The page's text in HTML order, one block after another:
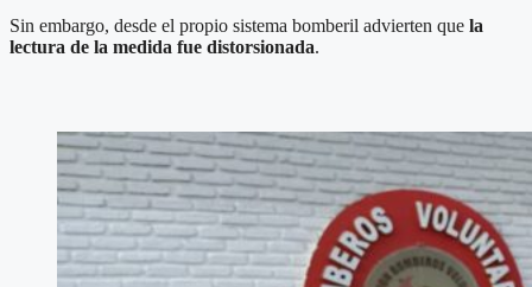
Sin embargo, desde el propio sistema bomberil advierten que la
lectura de la medida fue distorsionada.